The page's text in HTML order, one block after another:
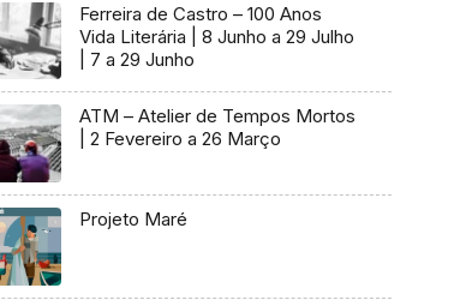
Ferreira de Castro – 100 Anos
Vida Literária | 8 Junho a 29 Julho
| 7 a 29 Junho
ATM – Atelier de Tempos Mortos
| 2 Fevereiro a 26 Março
Projeto Maré